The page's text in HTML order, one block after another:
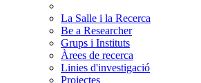
La Salle i la Recerca
Be a Researcher
Grups i Instituts
Àrees de recerca
Linies d'investigació
Projectes